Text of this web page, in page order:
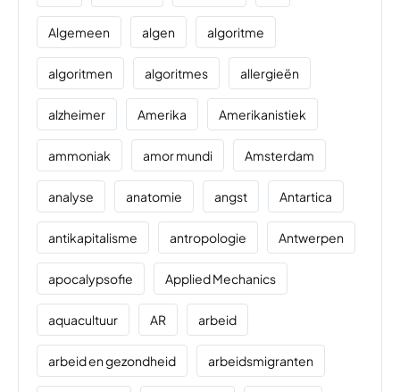
Algemeen algen algoritme
algoritmen algoritmes allergieën
alzheimer Amerika Amerikanistiek
ammoniak amor mundi Amsterdam
analyse anatomie angst Antartica
antikapitalisme antropologie Antwerpen
apocalypsofie Applied Mechanics
aquacultuur AR arbeid
arbeid en gezondheid arbeidsmigranten